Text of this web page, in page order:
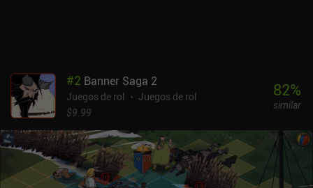
único iAP de 9,99 $. El juego completo ofrece unas 30 horas de
juego, y es sin duda uno de los mejores RPG narrativos de
construcción de mazos para móviles, así que es fácil
recomendarlo.
#2 Banner Saga 2
Juegos de rol
Juegos de rol
$9.99
82%
similar